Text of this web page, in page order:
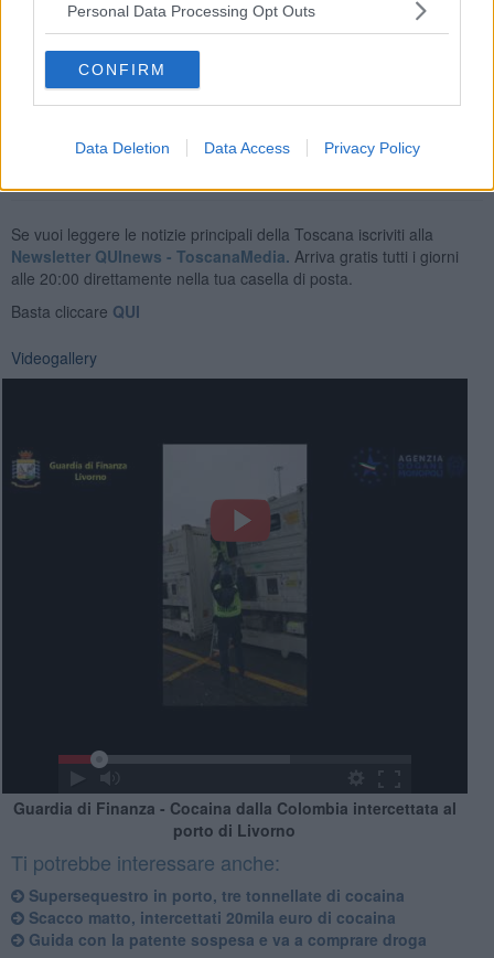
Personal Data Processing Opt Outs
CONFIRM
Data Deletion Data Access Privacy Policy
In tale contesto, il lavoro di sistema attuato in stretta sinergia tra
Dogana di Livorno è stato determinante per la tutela del tessuto
socio-economico in questo delicato momento che investe il Paese.
Se vuoi leggere le notizie principali della Toscana iscriviti alla
Newsletter QUInews - ToscanaMedia. Arriva gratis tutti i giorni
alle 20:00 direttamente nella tua casella di posta.
Basta cliccare QUI
Videogallery
Guardia di Finanza - Cocaina dalla Colombia intercettata al
porto di Livorno
Ti potrebbe interessare anche:
Supersequestro in porto, tre tonnellate di cocaina
Scacco matto, intercettati 20mila euro di cocaina
Guida con la patente sospesa e va a comprare droga